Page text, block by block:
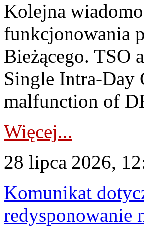
Kolejna
funkcjonowania
Bieżącego. TSO
Single Intra-Day
malfunction of
Więcej...
28 lipca 2026,
Komunikat
redysponowanie